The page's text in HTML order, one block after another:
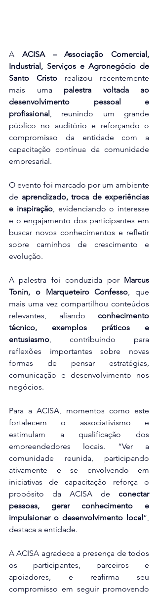
A ACISA – Associação Comercial,
Industrial, Serviços e Agronegócio de
Santo Cristo realizou recentemente
mais uma palestra voltada ao
desenvolvimento pessoal e
profissional, reunindo um grande
público no auditório e reforçando o
compromisso da entidade com a
capacitação contínua da comunidade
empresarial.
O evento foi marcado por um ambiente
de aprendizado, troca de experiências
e inspiração, evidenciando o interesse
e o engajamento dos participantes em
buscar novos conhecimentos e refletir
sobre caminhos de crescimento e
evolução.
A palestra foi conduzida por Marcus
Tonin, o Marqueteiro Confesso, que
mais uma vez compartilhou conteúdos
relevantes, aliando conhecimento
técnico, exemplos práticos e
entusiasmo, contribuindo para
reflexões importantes sobre novas
formas de pensar estratégias,
comunicação e desenvolvimento nos
negócios.
Para a ACISA, momentos como este
fortalecem o associativismo e
estimulam a qualificação dos
empreendedores locais. “Ver a
comunidade reunida, participando
ativamente e se envolvendo em
iniciativas de capacitação reforça o
propósito da ACISA de conectar
pessoas, gerar conhecimento e
impulsionar o desenvolvimento local”,
destaca a entidade.
A ACISA agradece a presença de todos
os participantes, parceiros e
apoiadores, e reafirma seu
compromisso em seguir promovendo